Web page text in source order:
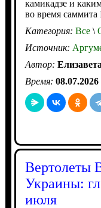
камикадзе и
во время
Категория: Все\
Источник:
Автор:
Время: 08.07.2026
Вертолеты
Украины:
июля